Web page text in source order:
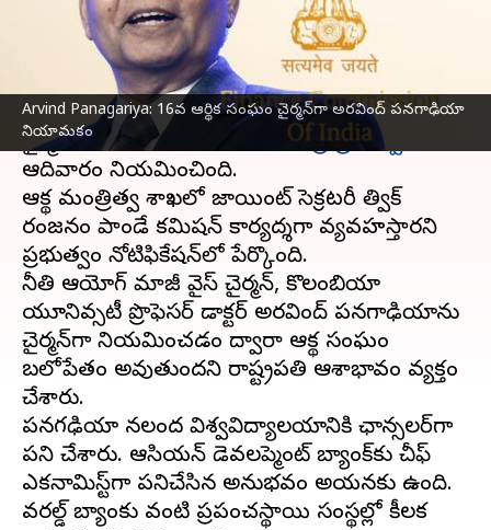
Arvind Panagariya: 16వ ఆర్థిక సంఘం చైర్మన్‌గా అరవింద్ పనగాఢియా
నియామకం
Stalin Dec 31, 2023 07:19 pm
ఈ వార్తాకథనం ఏంటి
16వ ఆర్థిక సంఘం చైర్మన్‌గా నీతి ఆయోగ్ మాజీ వైస్
చైర్మన్ అరవింద్ పనగాఢియానుకేంద్ర ప్రభుత్వం
ఆదివారం నియమించింది.
ఆర్థిక మంత్రిత్వ శాఖలో జాయింట్ సెక్రటరీ రిత్విక్
రంజనం పాండే కమిషన్ కార్యదర్శిగా వ్యవహరిస్తారని
ప్రభుత్వం నోటిఫికేషన్‌లో పేర్కొంది.
నీతి ఆయోగ్‌ మాజీ వైస్‌ చైర్మన్‌, కొలంబియా
యూనివర్సిటీ ప్రొఫెసర్‌ డాక్టర్‌ అరవింద్‌ పనగాఢియాను
చైర్మన్‌గా నియమించడం ద్వారా ఆర్థిక సంఘం
బలోపేతం అవుతుందని రాష్ట్రపతి ఆశాభావం వ్యక్తం
చేశారు.
పనగఢియా నలంద విశ్వవిద్యాలయానికి ఛాన్సలర్‌గా
పని చేశారు. ఆసియన్ డెవలప్మెంట్ బ్యాంక్‌కు చీఫ్
ఎకనామిస్ట్‌గా పనిచేసిన అనుభవం అయనకు ఉంది.
వరల్డ్ బ్యాంకు వంటి ప్రపంచస్థాయి సంస్థల్లో కీలక